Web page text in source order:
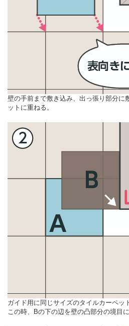
壁の手前まで敷き込み、出っ張り部分に
ットに重ねる。
ガイド用に同じサイズのタイルカーペッ
この時、Bの下の辺を壁の凸部分の境目